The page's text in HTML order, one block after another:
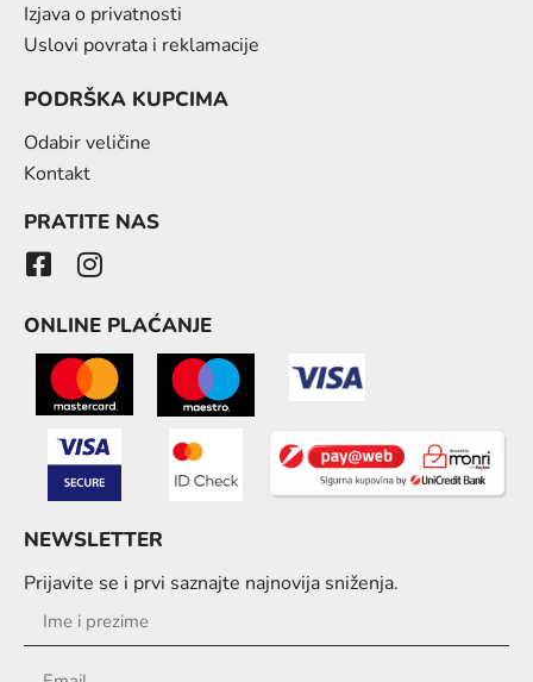
Izjava o privatnosti
Uslovi povrata i reklamacije
PODRŠKA KUPCIMA
Odabir veličine
Kontakt
PRATITE NAS
ONLINE PLAĆANJE
NEWSLETTER
Prijavite se i prvi saznajte najnovija sniženja.